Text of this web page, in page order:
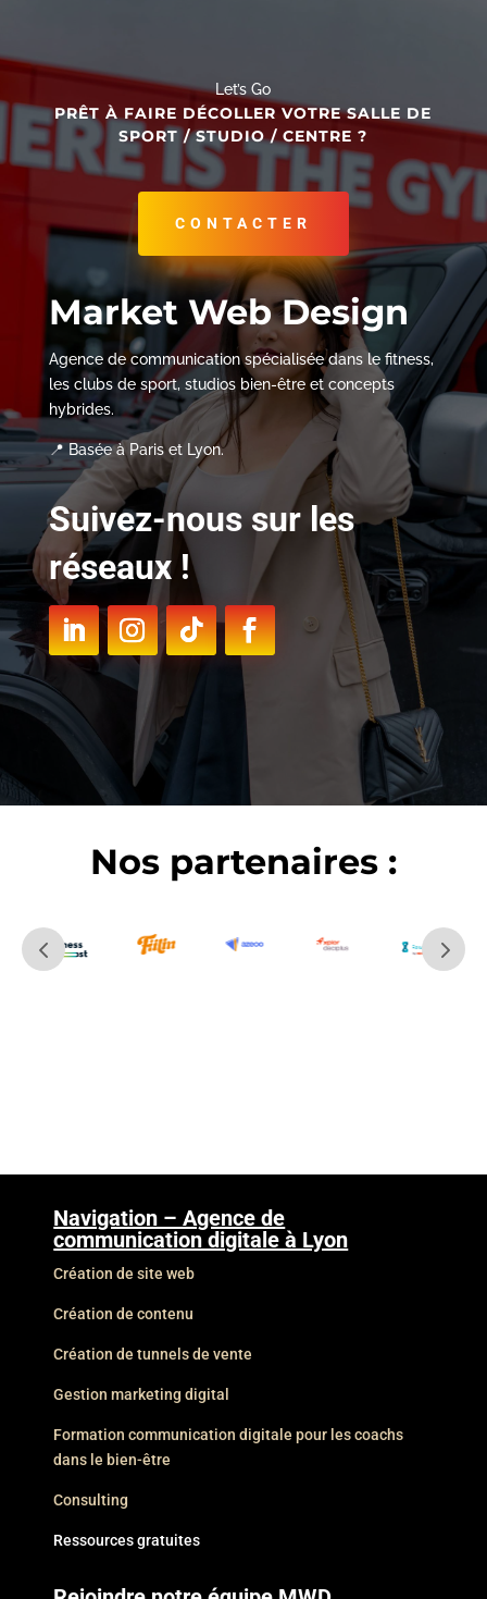
Let’s Go
PRÊT À FAIRE DÉCOLLER VOTRE SALLE DE
SPORT / STUDIO / CENTRE ?
CONTACTER
Market Web Design
Agence de communication spécialisée dans le fitness,
les clubs de sport, studios bien-être et concepts
hybrides.
📍 Basée à Paris et Lyon.
Suivez-nous sur les
réseaux !
Nos partenaires :
Navigation – Agence de
communication digitale à Lyon
Création de site web
Création de contenu
Création de tunnels de vente
Gestion marketing digital
Formation communication digitale pour les coachs
dans le bien-être
Consulting
Ressources gratuites